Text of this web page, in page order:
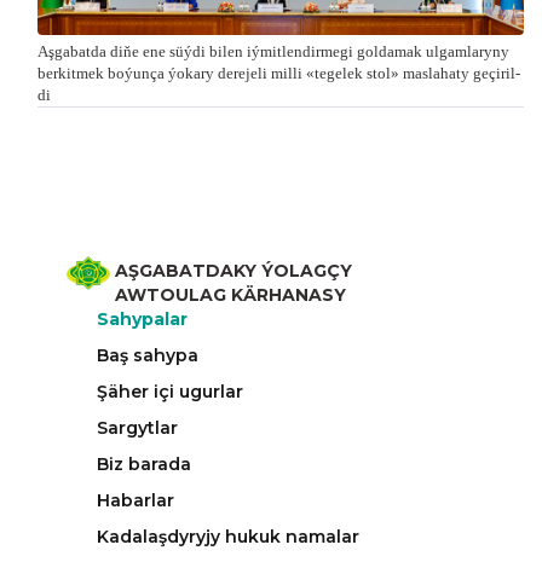
Aşgabatda di­ňe ene süý­di bi­len iý­mit­len­dir­me­gi gol­da­mak ul­gam­la­ry­ny
ber­kit­mek bo­ýun­ça ýo­ka­ry de­re­je­li milli «te­ge­lek stol» mas­la­ha­ty ge­çi­ril­
di
AŞGABATDAKY ÝOLAGÇY
AWTOULAG KÄRHANASY
Sahypalar
Baş sahypa
Şäher içi ugurlar
Sargytlar
Biz barada
Habarlar
Kadalaşdyryjy hukuk namalar